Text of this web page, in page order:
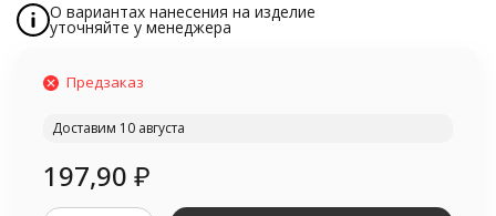
О вариантах нанесения на изделие
уточняйте у менеджера
Предзаказ
Доставим 10 августа
197,90 ₽